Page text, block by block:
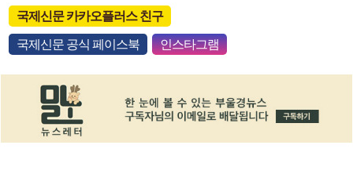
국제신문 카카오플러스 친구
국제신문 공식 페이스북 인스타그램